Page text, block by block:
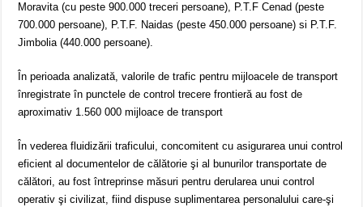
Moravita (cu peste 900.000 treceri persoane), P.T.F Cenad (peste
700.000 persoane), P.T.F. Naidas (peste 450.000 persoane) si P.T.F.
Jimbolia (440.000 persoane).
În perioada analizată, valorile de trafic pentru mijloacele de transport
înregistrate în punctele de control trecere frontieră au fost de
aproximativ 1.560 000 mijloace de transport
În vederea fluidizării traficului, concomitent cu asigurarea unui control
eficient al documentelor de călătorie şi al bunurilor transportate de
călători, au fost întreprinse măsuri pentru derularea unui control
operativ şi civilizat, fiind dispuse suplimentarea personalului care-şi